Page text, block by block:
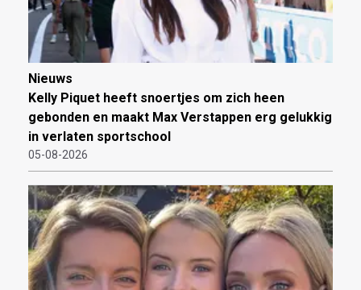
Nieuws
Kelly Piquet heeft snoertjes om zich heen
gebonden en maakt Max Verstappen erg gelukkig
in verlaten sportschool
05-08-2026